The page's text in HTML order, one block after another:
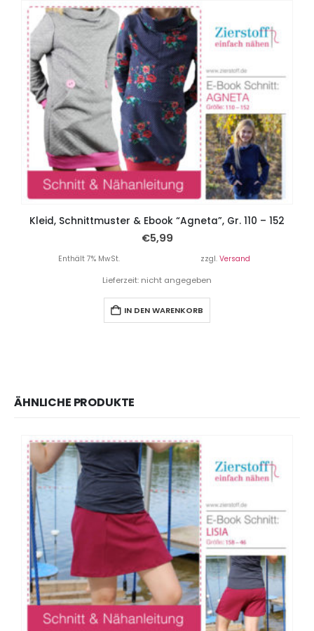
Kleid, Schnittmuster & Ebook “Agneta”, Gr. 110 – 152
€5,99
Enthält 7% MwSt. zzgl. Versand
Lieferzeit: nicht angegeben
IN DEN WARENKORB
ÄHNLICHE PRODUKTE